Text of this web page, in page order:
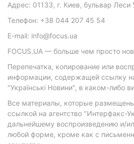
Адрес: 01133, г. Киев, бульвар Леси
Телефон: +38 044 207 45 54
E-mail: info@focus.ua
FOCUS.UA — больше чем просто
Перепечатка, копирование или
информации, содержащей ссылку
"Українські Новини", в каком-либо
Все материалы, которые
ссылкой на агентство "Интерфакс-
дальнейшему воспроизведению и/
любой форме, кроме как с